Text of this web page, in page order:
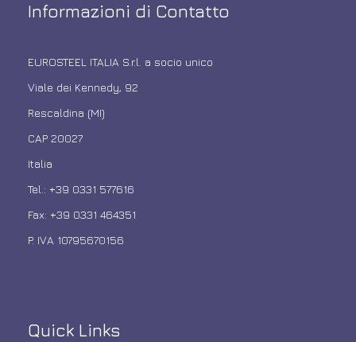
Informazioni di Contatto
EUROSTEEL ITALIA S.r.l. a socio unico
Viale dei Kennedy, 92
Rescaldina (MI)
CAP 20027
Italia
Tel.: +39 0331 577616
Fax: +39 0331 464351
P. IVA 10795670156
Quick Links